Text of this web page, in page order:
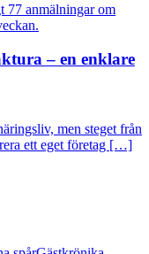
77 anmälningar om
– en enklare
men steget från
ett eget företag […]